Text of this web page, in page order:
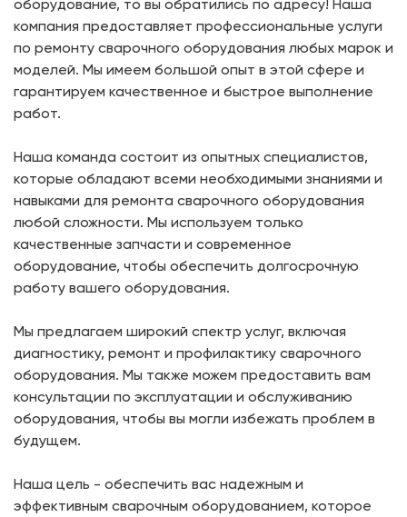
оборудование, то вы обратились по адресу! Наша
компания предоставляет профессиональные услуги
по ремонту сварочного оборудования любых марок и
моделей. Мы имеем большой опыт в этой сфере и
гарантируем качественное и быстрое выполнение
работ.
Наша команда состоит из опытных специалистов,
которые обладают всеми необходимыми знаниями и
навыками для ремонта сварочного оборудования
любой сложности. Мы используем только
качественные запчасти и современное
оборудование, чтобы обеспечить долгосрочную
работу вашего оборудования.
Мы предлагаем широкий спектр услуг, включая
диагностику, ремонт и профилактику сварочного
оборудования. Мы также можем предоставить вам
консультации по эксплуатации и обслуживанию
оборудования, чтобы вы могли избежать проблем в
будущем.
Наша цель - обеспечить вас надежным и
эффективным сварочным оборудованием, которое